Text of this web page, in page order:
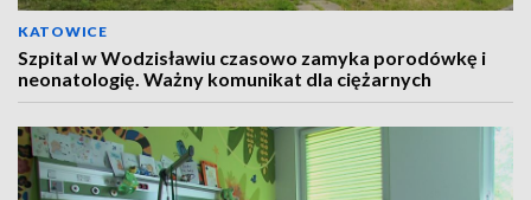
KATOWICE
Szpital w Wodzisławiu czasowo zamyka porodówkę i
neonatologię. Ważny komunikat dla ciężarnych